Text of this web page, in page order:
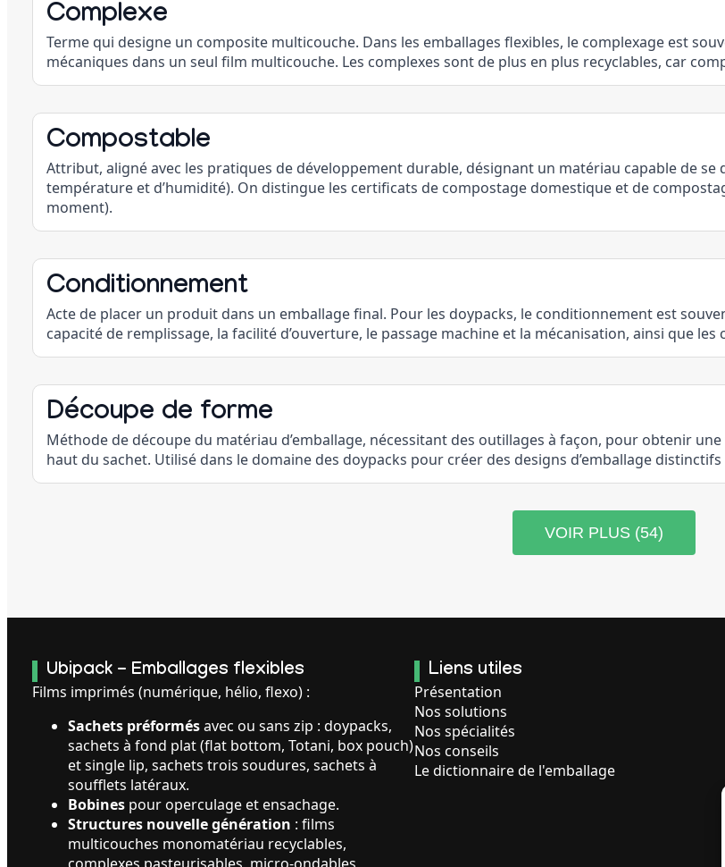
Complexe
Terme qui designe un composite multicouche. Dans les emballages flexibles, le complexage est
mécaniques dans un seul film multicouche. Les complexes sont de plus en plus recyclables, car
Compostable
Attribut, aligné avec les pratiques de développement durable, désignant un matériau capable de
température et d’humidité). On distingue les certificats de compostage domestique et de
moment).
Conditionnement
Acte de placer un produit dans un emballage final. Pour les doypacks, le conditionnement est
capacité de remplissage, la facilité d’ouverture, le passage machine et la mécanisation, ainsi que les
Découpe de forme
Méthode de découpe du matériau d’emballage, nécessitant des outillages à façon, pour obtenir
haut du sachet. Utilisé dans le domaine des doypacks pour créer des designs d’emballage
VOIR PLUS (54)
Ubipack - Emballages flexibles
Films imprimés (numérique, hélio, flexo) :
Sachets préformésavec ou sans zip : doypacks,
sachets à fond plat (flat bottom, Totani, box pouch)
et single lip, sachets trois soudures, sachets à
soufflets latéraux.
Bobines pour operculage et ensachage.
Structures nouvelle génération : films
multicouches monomatériau recyclables,
Liens utiles
Présentation
Nos solutions
Nos spécialités
Nos conseils
Le dictionnaire de l'emballage